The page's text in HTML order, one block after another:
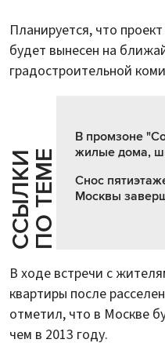
Планируется, что
будет вынесен на
градостроительной
С
С
Ы
Л
К
И
П
О
Т
Е
МЕ
В промзоне
жилые дома,
Снос
Москвы
В ходе встречи с
квартиры после
отметил, что в Москве
чем в 2013 году.